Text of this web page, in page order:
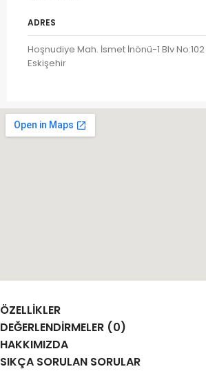
ADRES
Hoşnudiye Mah. İsmet İnönü-1 Blv
Eskişehir
ÖZELLIKLER
DEĞERLENDIRMELER (0)
HAKKIMIZDA
SIKÇA SORULAN SORULAR